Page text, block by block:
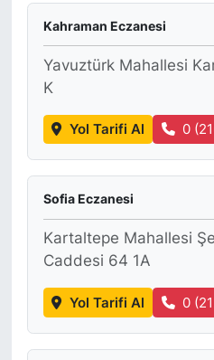
Kahraman Eczanesi
Yavuztürk Mahallesi
K
Yol Tarifi Al 0
Sofia Eczanesi
Kartaltepe Mahallesi
Caddesi 64 1A
Yol Tarifi Al 0